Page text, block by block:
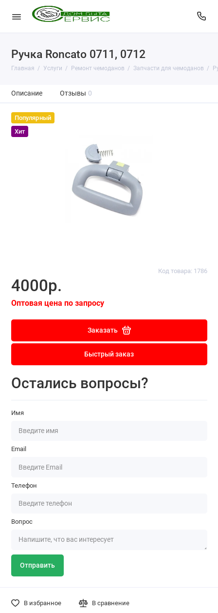
Ручка Roncato 0711, 0712
Главная Услуги Ремонт чемоданов Запчасти для чемоданов
Описание Отзывы 0
Популярный
Хит
Код товара: 1786
4000р.
Оптовая цена по запросу
Заказать
Быстрый заказ
Остались вопросы?
Имя
Email
Телефон
Вопрос
Отправить
В избранное В сравнение